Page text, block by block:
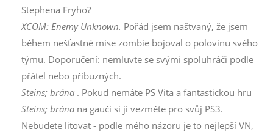
Stephena Fryho?
XCOM: Enemy Unknown. Pořád jsem naštvaný, že jsem
během nešťastné mise zombie bojoval o polovinu svého
týmu. Doporučení: nemluvte se svými spoluhráči podle
přátel nebo příbuzných.
Steins; brána . Pokud nemáte PS Vita a fantastickou hru
Steins; brána na gauči si ji vezměte pro svůj PS3.
Nebudete litovat - podle mého názoru je to nejlepší VN,